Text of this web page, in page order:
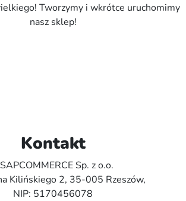
Tworzymy i wkrótce uruchomimy
nasz sklep!
Kontakt
Sp. z o.o.
Kilińskiego 2, 35-005 Rzeszów,
NIP: 5170456078